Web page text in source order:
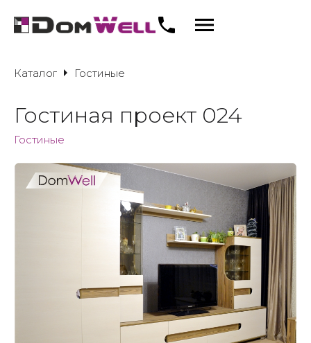
Каталог Гостиные
Гостиная проект 024
Гостиные